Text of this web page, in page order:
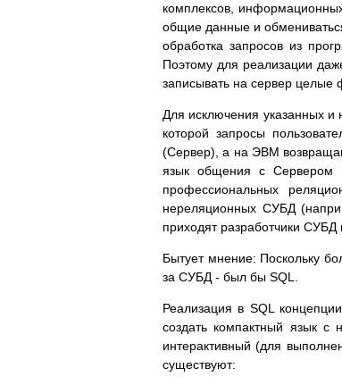
комплексов,
общие данные и
обработка запросов из
Поэтому для реализации
записывать на сервер целые
Для исключения указанных и
которой запросы
(Сервер), а на ЭВМ
язык общения с Сервером
профессиональных
нереляционных СУБД
приходят разработчики
Бытует мнение: Поскольку
за СУБД - был бы SQL.
Реализация в SQL
создать компактный язык
интерактивный (для
существуют: